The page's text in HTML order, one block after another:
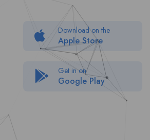
Download on the
Apple Store
Get in on
Google Play